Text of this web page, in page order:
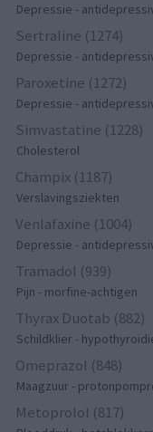
Depressie -
Sertraline (1274)
Depressie -
Paroxetine (1272)
Depressie -
Simvastatine (1228)
Cholesterol
Champix (1187)
Verslavingsziekten
Venlafaxine (1004)
Depressie -
Tramadol (939)
Pijn - morfine-achtigen
Thyrax Duotab (882)
Schildklier -
Omeprazol (848)
Maagzuur -
Metoprolol (817)